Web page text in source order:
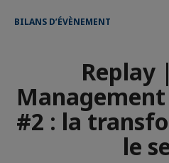
BILANS D’ÉVÈNEMENT
Replay
#2 : la
le